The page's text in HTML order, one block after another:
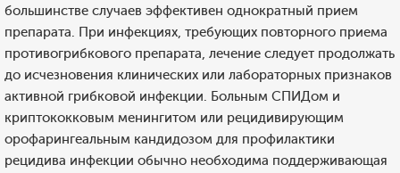
большинстве случаев эффективен однократный прием
препарата. При инфекциях, требующих повторного приема
противогрибкового препарата, лечение следует продолжать
до исчезновения клинических или лабораторных признаков
активной грибковой инфекции. Больным СПИДом и
криптококковым менингитом или рецидивирующим
орофарингеальным кандидозом для профилактики
рецидива инфекции обычно необходима поддерживающая